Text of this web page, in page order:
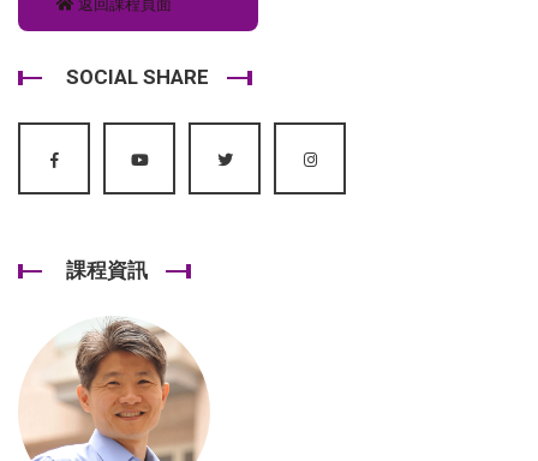
返回課程頁面
SOCIAL SHARE
課程資訊